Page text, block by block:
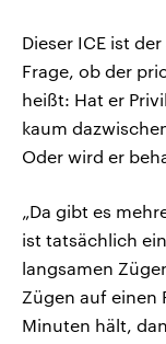
Dieser ICE ist
Frage, ob der
heißt: Hat er
kaum
Oder wird er
„Da gibt es
ist tatsächlich
langsamen
Zügen auf einen
Minuten hält,